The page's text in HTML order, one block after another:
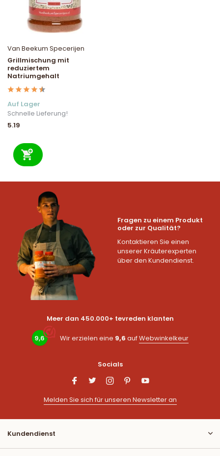
Van Beekum Specerijen
Grillmischung mit
reduziertem
Natriumgehalt
Auf Lager
Schnelle Lieferung!
5.19
Fragen zu einem Produkt
oder zur Qualität?
Kontaktieren Sie einen
unserer Kräuterexperten
über den Kundendienst.
Meer dan 450.000+ tevreden klanten
9,6 Wir erzielen eine 9,6 aufWebwinkelkeur
Socials
Melden Sie sich für unseren Newsletter an
Kundendienst